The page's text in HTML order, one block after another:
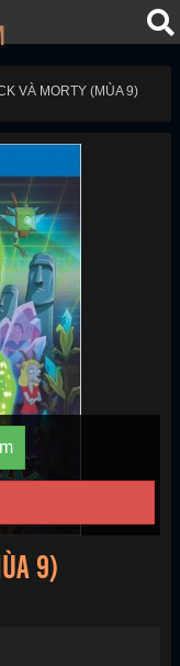
VÀ MORTY (MÙA 9)
9)